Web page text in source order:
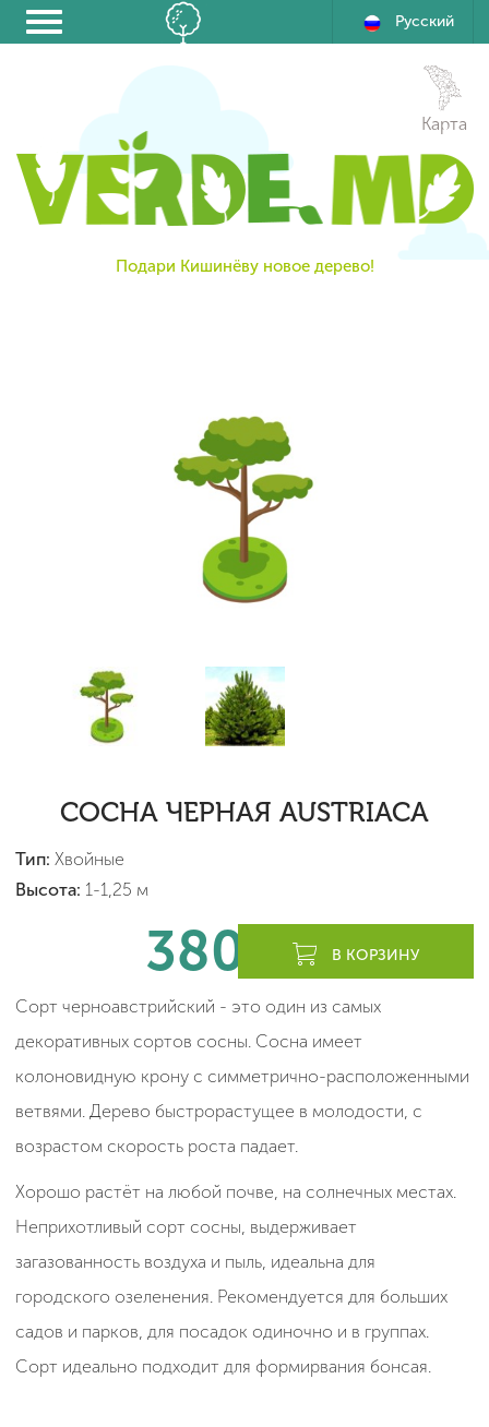
Русский
Подари Кишинёву новое дерево!
Карта
СОСНА ЧЕРНАЯ AUSTRIACA
Тип: Хвойные
Высота: 1-1,25 м
380 леевВ КОРЗИНУ
Сорт черноавстрийский - это один из самых
декоративных сортов сосны. Сосна имеет
колоновидную крону с симметрично-расположенными
ветвями. Дерево быстрорастущее в молодости, с
возрастом скорость роста падает.
Хорошо растёт на любой почве, на солнечных местах.
Неприхотливый сорт сосны, выдерживает
загазованность воздуха и пыль, идеальна для
городского озеленения. Рекомендуется для больших
садов и парков, для посадок одиночно и в группах.
Сорт идеально подходит для формирвания бонсая.